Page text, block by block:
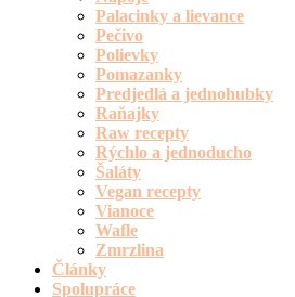
Palacinky a lievance
Pečivo
Polievky
Pomazanky
Predjedlá a jednohubky
Raňajky
Raw recepty
Rýchlo a jednoducho
Šaláty
Vegan recepty
Vianoce
Wafle
Zmrzlina
Články
Spolupráce